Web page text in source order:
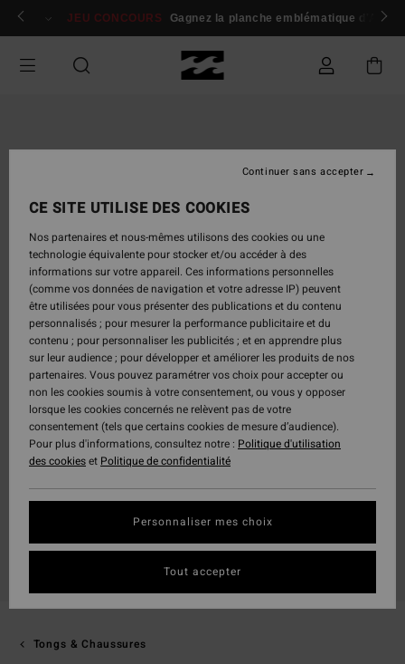
Passer
Se connecter / s'inscrire
JEU CONCOURS Gagnez la planche emblématique d'Andy
Tongs & Chaussures
CE SITE UTILISE DES COOKIES
Nos partenaires et nous-mêmes utilisons des cookies ou une
technologie équivalente pour stocker et/ou accéder à des
informations sur votre appareil. Ces informations personnelles
(comme vos données de navigation et votre adresse IP) peuvent
être utilisées pour vous présenter des publications et du contenu
personnalisés ; pour mesurer la performance publicitaire et du
contenu ; pour personnaliser les publicités ; et en apprendre plus
sur leur audience ; pour développer et améliorer les produits de nos
partenaires. Vous pouvez paramétrer vos choix pour accepter ou
non les cookies soumis à votre consentement, ou vous y opposer
lorsque les cookies concernés ne relèvent pas de votre
consentement (tels que certains cookies de mesure d’audience).
Pour plus d'informations, consultez notre : Politique d'utilisation
des cookieset Politique de confidentialité
Personnaliser mes choix
Continuer sans accepter
Tout accepter